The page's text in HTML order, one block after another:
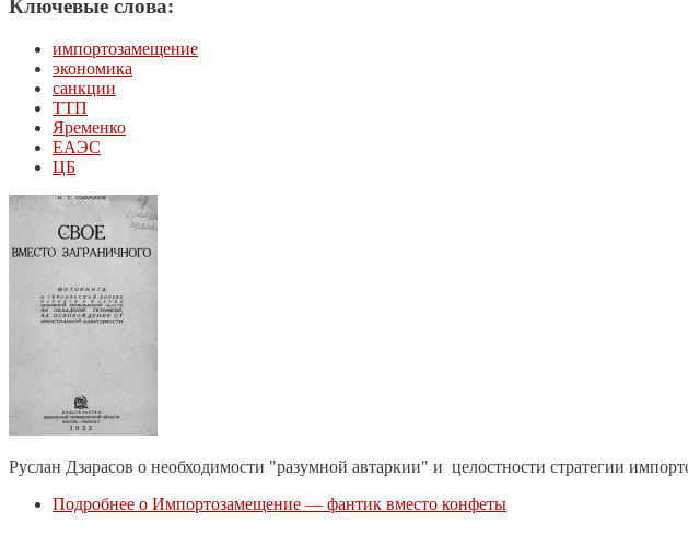
Ключевые слова:
импортозамещение
экономика
санкции
ТТП
Яременко
ЕАЭС
ЦБ
Руслан Дзарасов о необходимости "разумной автаркии" и целостности стратегии
Подробнее о Импортозамещение — фантик вместо конфеты